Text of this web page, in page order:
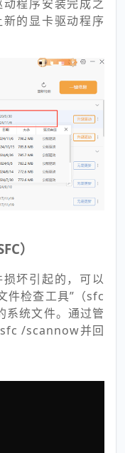
程序安装完成之
的显卡驱动程序
）
坏引起的，可以
件检查工具”（sfc
统文件。通过管
/scannow并回